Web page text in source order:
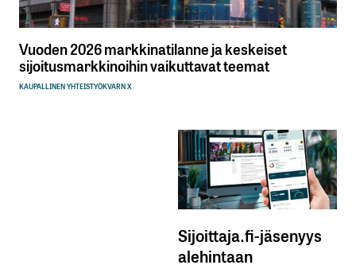
Vuoden 2026 markkinatilanne ja keskeiset
sijoitusmarkkinoihin vaikuttavat teemat
KAUPALLINEN YHTEISTYÖKVARN X
Sijoittaja.fi-jäsenyys
alehintaan